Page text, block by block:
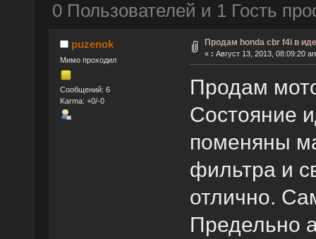
0 Пользователей и 1 Гость
puzenok
Мимо проходил
Сообщений: 6
Karma: +0/-0
Продам honda cbr f4i в
« : Август 13, 2013, 08:09:20
Продам
Состояние
поменяны
фильтра и
отлично.
Предельно